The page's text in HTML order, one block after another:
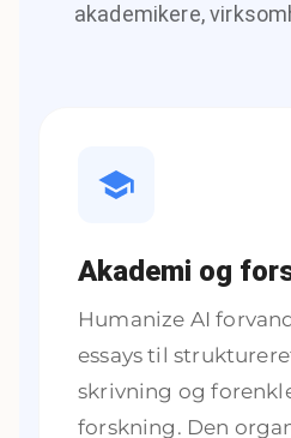
akademikere,
Akademi og
Humanize AI
essays til
skrivning og
forskning. Den